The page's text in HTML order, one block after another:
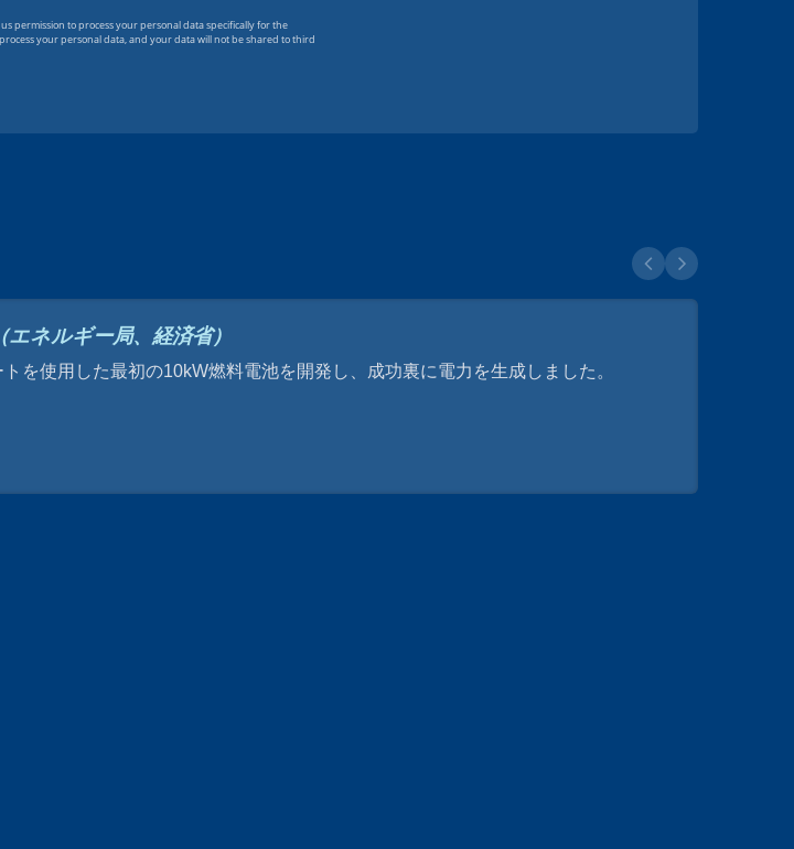
ネルギー局、経済省）
を使用した最初の10kW燃料電池を開発し、成功裏に電力を生成しました。